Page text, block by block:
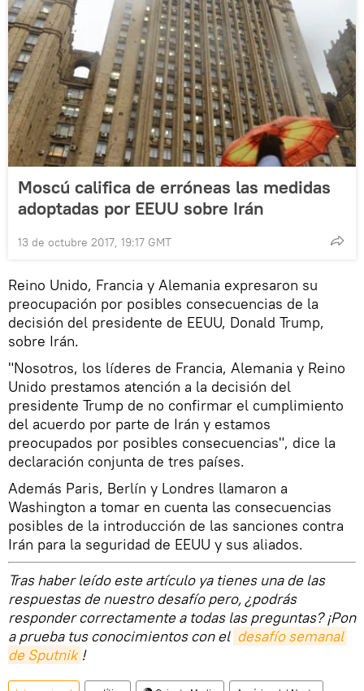
Moscú califica de erróneas las medidas
adoptadas por EEUU sobre Irán
13 de octubre 2017, 19:17 GMT
Reino Unido, Francia y Alemania expresaron su
preocupación por posibles consecuencias de la
decisión del presidente de EEUU, Donald Trump,
sobre Irán.
"Nosotros, los líderes de Francia, Alemania y Reino
Unido prestamos atención a la decisión del
presidente Trump de no confirmar el cumplimiento
del acuerdo por parte de Irán y estamos
preocupados por posibles consecuencias", dice la
declaración conjunta de tres países.
Además Paris, Berlín y Londres llamaron a
Washington a tomar en cuenta las consecuencias
posibles de la introducción de las sanciones contra
Irán para la seguridad de EEUU y sus aliados.
Tras haber leído este artículo ya tienes una de las
respuestas de nuestro desafío pero, ¿podrás
responder correctamente a todas las preguntas? ¡Pon
a prueba tus conocimientos con el desafío semanal
de Sputnik !